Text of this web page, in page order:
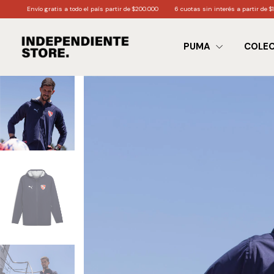
el país partir de $200.000 6 cuotas sin interés a partir de $170.000 3 cuotas
PUMA